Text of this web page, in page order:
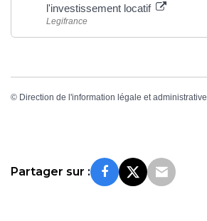
l'investissement locatif
Legifrance
© Direction de l'information légale et administrative
Partager sur :